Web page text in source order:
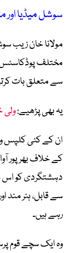
سوشل میڈیا اور
مولانا خان زیب
مختلف پوڈکاسٹس
سے متعلق بات
یہ بھی پڑھیے:ولی
ان کے کئی کلپس
کے خلاف بھرپور
دہشتگردی کو اس
سے قابل، ہنر مند
رہے ہیں۔
وہ ایک سچے قوم